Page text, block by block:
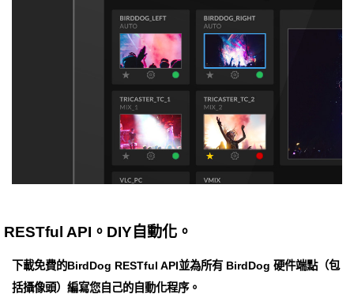
RESTful API。DIY自動化。
下載免費的BirdDog RESTful API並為所有 BirdDog 硬件端點（包
括攝像頭）編寫您自己的自動化程序。